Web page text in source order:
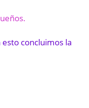
esto concluimos la